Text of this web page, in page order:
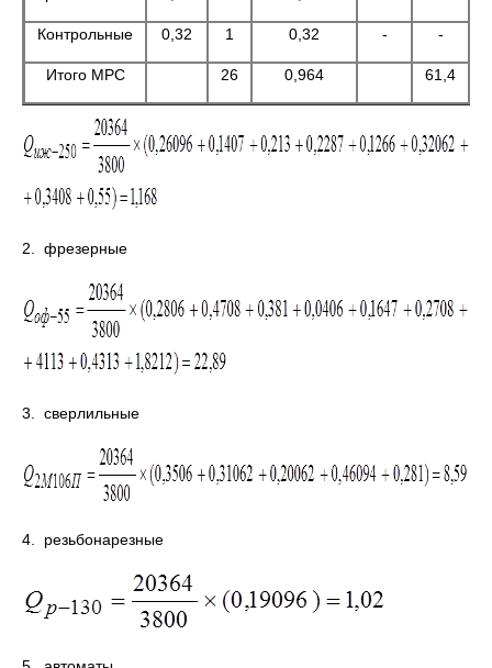
Контрольные 0,32 1 0,32 - -
Итого МРС 26 0,964 61,4
2. фрезерные
3. сверлильные
4. резьбонарезные